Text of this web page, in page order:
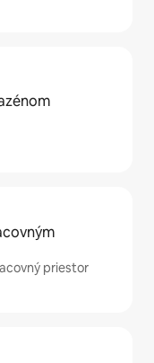
priestor